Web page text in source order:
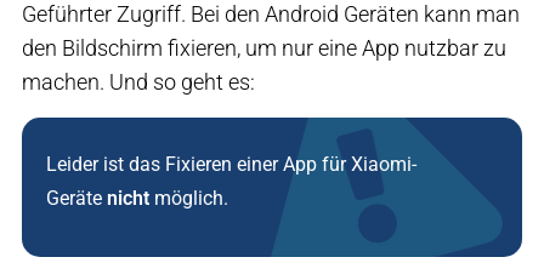
Geführter Zugriff. Bei den Android Geräten kann man
den Bildschirm fixieren, um nur eine App nutzbar zu
machen. Und so geht es:
Leider ist das Fixieren einer App für Xiaomi-
Gerätenicht möglich.